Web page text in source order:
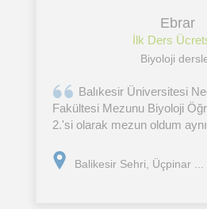
Ebrar
İlk Ders
Biyoloji
Balıkesir Üniversitesi
Fakültesi Mezunu Biyoloji
2.'si olarak mezun oldum
Öğrencinin istek ve
Balikesir Sehri, Üçpinar ...